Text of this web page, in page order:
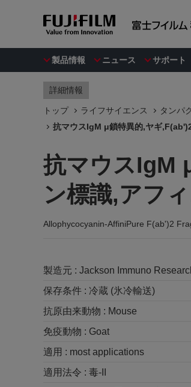
製品情報 ニュース サポート
詳細情報
トップ ライフサイエンス タンパ
抗マウスIgM μ鎖特異的,ヤギ
抗マウスIgM
ン標識,アフ
Allophycocyanin-AffiniPure F(ab')2
製造元 : Jackson Immuno
保存条件 : 冷蔵 (氷冷輸送)
抗原由来動物 : Mouse
免疫動物 : Goat
適用 : most applications
適用法令 : 毒-II